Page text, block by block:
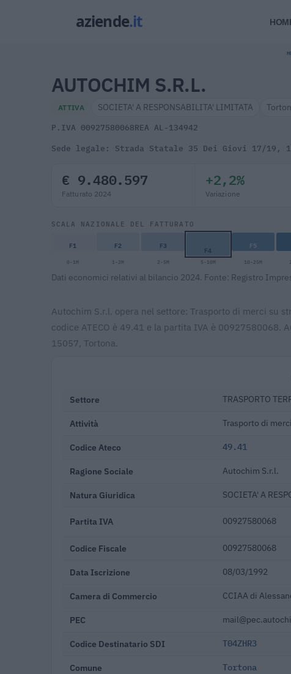
AUTOCHIM S.R.L.
ATTIVA SOCIETA' A RESPONSABILITA' LIMITATA
P.IVA 00927580068REA AL-134942
Sede legale: Strada Statale 35 Dei Giovi 17/19,
€ 9.480.597
Fatturato 2024
+2,2%
Variazione
SCALA NAZIONALE DEL FATTURATO
F1 F2 F3 F4 F5
0-1M 1-2M 2-5M 5-10M 10-25M
Dati economici relativi al bilancio 2024. Fonte: Registro
Autochim S.r.l. opera nel settore: Trasporto di merci su
codice ATECO è 49.41 e la partita IVA è 00927580068.
15057, Tortona.
Settore TRASPORTO
Attività Trasporto di
Codice Ateco 49.41
Ragione Sociale Autochim S.r.l.
Natura Giuridica SOCIETA' A
Partita IVA 00927580068
Codice Fiscale 00927580068
Data Iscrizione 08/03/1992
Camera di Commercio CCIAA di
PEC
Codice Destinatario SDI T04ZHR3
Comune Tortona